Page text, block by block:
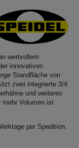
wertvollem
innovativen
Standfläche von
zwei integrierte 3/4
und weiteres
mehr Volumen ist
per Spedition.